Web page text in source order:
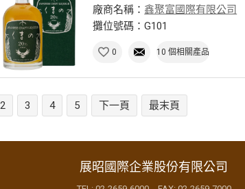
廠商名稱： 鑫聚富國際有限公司
攤位號碼：G101
0 10 個相關產品
2 3 4 5 下一頁 最末頁
展昭國際企業股份有限公司